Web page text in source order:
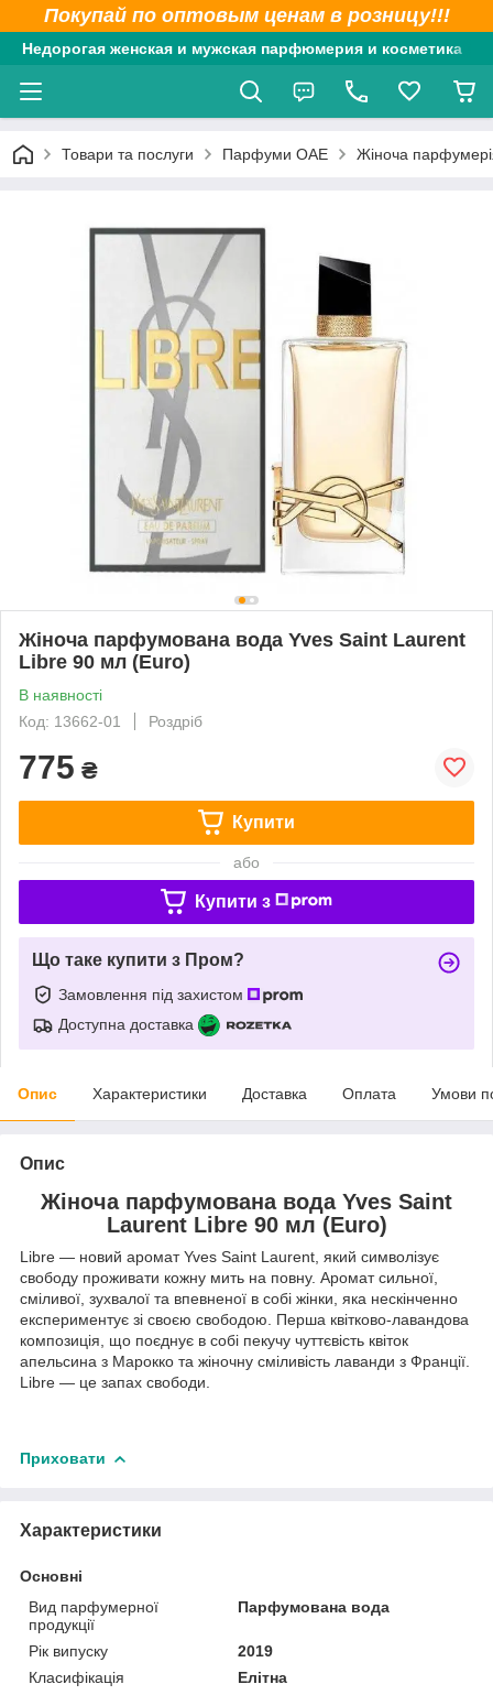
Покупай по оптовым ценам в розницу!!!
Недорогая женская и мужская парфюмерия и косметика
Товари та послуги Парфуми ОАЕ Жіноча
Жіноча парфумована вода Yves Saint Laurent
Libre 90 мл (Euro)
В наявності
Код: 13662-01
Роздріб
775 ₴
Купити
або
Купити з
Що таке купити з Пром?
Замовлення під захистом
Доступна доставка
Опис Характеристики Доставка Оплата Умови
Опис
Жіноча парфумована вода Yves Saint
Laurent Libre 90 мл (Euro)
Libre — новий аромат Yves Saint Laurent, який символізує
свободу проживати кожну мить на повну. Аромат сильної,
сміливої, зухвалої та впевненої в собі жінки, яка нескінченно
експериментує зі своєю свободою. Перша квітково-лавандова
композиція, що поєднує в собі пекучу чуттєвість квіток
апельсина з Марокко та жіночну сміливість лаванди з Франції.
Libre — це запах свободи.
Приховати
Характеристики
Основні
Вид парфумерної
продукції
Парфумована вода
Рік випуску
2019
Класифікація
Елітна